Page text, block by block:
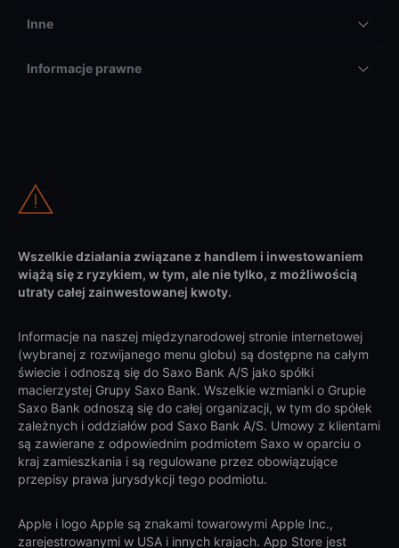
Inne
Informacje prawne
Wszelkie działania związane z handlem i inwestowaniem
wiążą się z ryzykiem, w tym, ale nie tylko, z możliwością
utraty całej zainwestowanej kwoty.
Informacje na naszej międzynarodowej stronie internetowej
(wybranej z rozwijanego menu globu) są dostępne na całym
świecie i odnoszą się do Saxo Bank A/S jako spółki
macierzystej Grupy Saxo Bank. Wszelkie wzmianki o Grupie
Saxo Bank odnoszą się do całej organizacji, w tym do spółek
zależnych i oddziałów pod Saxo Bank A/S. Umowy z klientami
są zawierane z odpowiednim podmiotem Saxo w oparciu o
kraj zamieszkania i są regulowane przez obowiązujące
przepisy prawa jurysdykcji tego podmiotu.
Apple i logo Apple są znakami towarowymi Apple Inc.,
zarejestrowanymi w USA i innych krajach. App Store jest